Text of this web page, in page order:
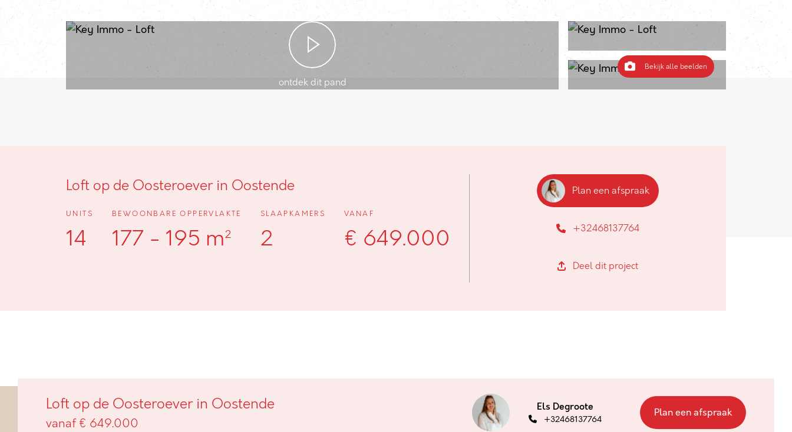
ontdek dit pand
Bekijk alle beelden
Loft op de Oosteroever in Oostende
UNITS
14
BEWOONBARE OPPERVLAKTE
177 - 195 m²
SLAAPKAMERS
2
VANAF
€ 649.000
Plan een afspraak
+32468137764
Deel dit project
Loft op de Oosteroever in Oostende
vanaf € 649.000
Els Degroote
+32468137764
Plan een afspraak
Loft op de Oosteroever in Oostende